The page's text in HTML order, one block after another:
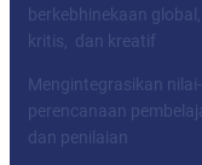
berkebhinekaan
kritis, dan kreatif
Mengintegrasikan
perencanaan
dan penilaian